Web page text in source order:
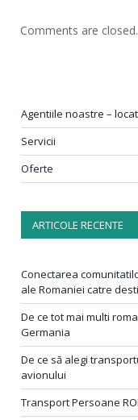
Comments are closed.
Agentiile noastre –
Servicii
Oferte
ARTICOLE RECENTE
Conectarea
ale Romaniei catre
De ce tot mai multi
Germania
De ce să alegi
avionului
Transport Persoane